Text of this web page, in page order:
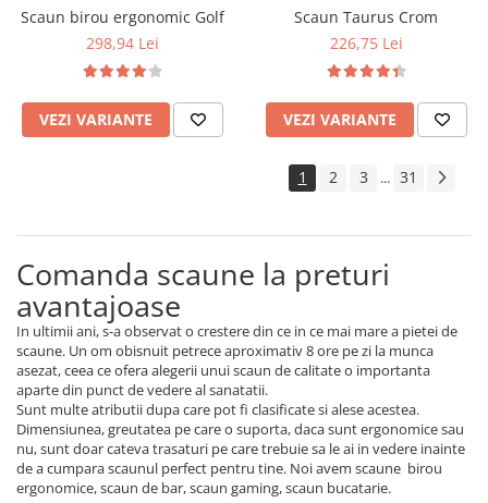
Scaun birou ergonomic Golf
298,94 Lei
VEZI VARIANTE
Scaun Taurus Crom
226,75 Lei
VEZI VARIANTE
1 2 3 ... 31
Comanda scaune la preturi
avantajoase
In ultimii ani, s-a observat o crestere din ce in ce mai mare a pietei de
scaune. Un om obisnuit petrece aproximativ 8 ore pe zi la munca
asezat, ceea ce ofera alegerii unui scaun de calitate o importanta
aparte din punct de vedere al sanatatii.
Sunt multe atributii dupa care pot fi clasificate si alese acestea.
Dimensiunea, greutatea pe care o suporta, daca sunt ergonomice sau
nu, sunt doar cateva trasaturi pe care trebuie sa le ai in vedere inainte
de a cumpara scaunul perfect pentru tine. Noi avem scaune birou
ergonomice, scaun de bar, scaun gaming, scaun bucatarie.